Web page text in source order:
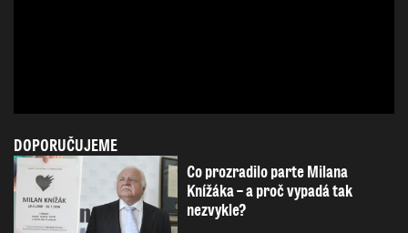
DOPORUČUJEME
Co prozradilo parte Milana
Knížáka – a proč vypadá tak
nezvykle?